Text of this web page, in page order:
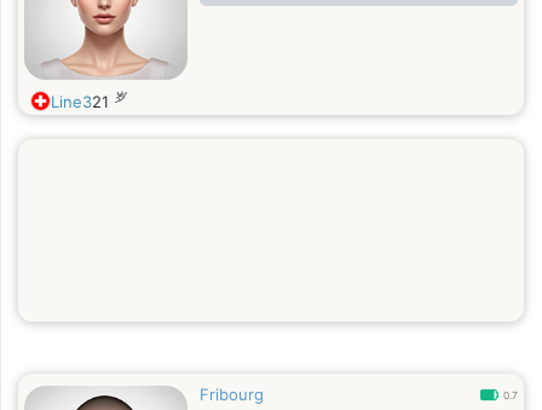
Line321 岁
Fribourg 0.7